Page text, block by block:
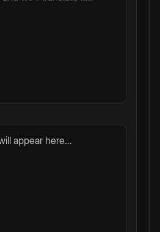
appear here...